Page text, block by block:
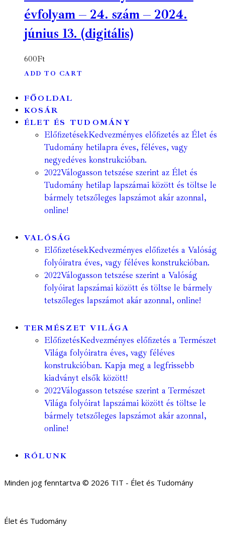
évfolyam – 24. szám – 2024.
június 13. (digitális)
600Ft
ADD TO CART
FŐOLDAL
KOSÁR
ÉLET ÉS TUDOMÁNY
ElőfizetésekKedvezményes előfizetés az Élet és
Tudomány hetilapra éves, féléves, vagy
negyedéves konstrukcióban.
2022Válogasson tetszése szerint az Élet és
Tudomány hetilap lapszámai között és töltse le
bármely tetszőleges lapszámot akár azonnal,
online!
VALÓSÁG
ElőfizetésekKedvezményes előfizetés a Valóság
folyóiratra éves, vagy féléves konstrukcióban.
2022Válogasson tetszése szerint a Valóság
folyóirat lapszámai között és töltse le bármely
tetszőleges lapszámot akár azonnal, online!
TERMÉSZET VILÁGA
ElőfizetésKedvezményes előfizetés a Természet
Világa folyóiratra éves, vagy féléves
konstrukcióban. Kapja meg a legfrissebb
kiadványt elsők között!
2022Válogasson tetszése szerint a Természet
Világa folyóirat lapszámai között és töltse le
bármely tetszőleges lapszámot akár azonnal,
online!
RÓLUNK
Minden jog fenntartva © 2026 TIT - Élet és Tudomány
Élet és Tudomány